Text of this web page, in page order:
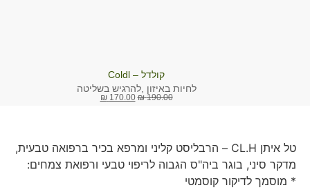
קולדל – Coldl
לחיות באיזון ,להרגיש בשליטה
190.00
₪
170.00
₪
טל איתן CL.H – הרבליסט קליני ומרפא בכיר ברפואה טבעית,
סיני, בוגר ביה"ס הגבוה לריפוי טבעי ורפואת צמחים:
מוסמך לדיקור קוסמטי